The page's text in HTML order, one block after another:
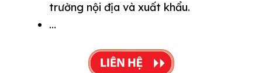
trường nội địa và xuất khẩu.
…